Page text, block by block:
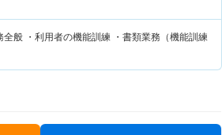
般 ・利用者の機能訓練 ・書類業務（機能訓練